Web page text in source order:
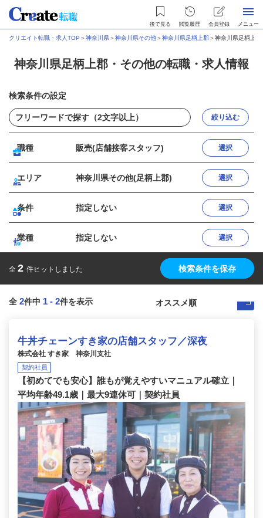
後で見る 閲覧履歴 会員登録 メニュー
クリエイト転職・求人TOP ＞神奈川県＞神奈川県その他＞神奈川県足柄上郡＞神奈川県足柄上
神奈川県足柄上郡・その他の転職・求人情報
検索条件の設定
絞り込む
職種 販売(店舗接客スタッフ) 選択
エリア 神奈川県その他(足柄上郡) 選択
条件 指定しない 選択
業種 指定しない 選択
全 2 件ヒットしました 検索条件を保存
全 2件中 1 - 2件を表示
牛丼チェーンすき家の店舗スタッフ／深夜
株式会社 すき家 神奈川支社
契約社員
【初めてでも安心】誰もが覚えやすいマニュアル確立｜
平均年齢49.1歳｜最大9連休可｜契約社員